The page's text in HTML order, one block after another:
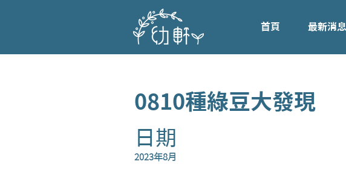
首頁 最新消息
0810種綠豆大發現
日期
2023年8月